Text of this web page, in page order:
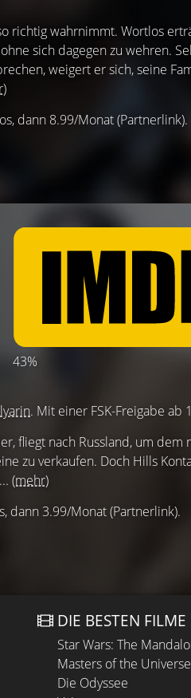
dann 8.99/Monat (Partnerlink).
richtig wahrnimmt. Wortlos
sich dagegen zu wehren.
weigert er sich, seine
43%
. Mit einer FSK-Freigabe ab
dann 3.99/Monat (Partnerlink).
fliegt nach Russland, um dem
zu verkaufen. Doch Hills
(mehr)
DIE BESTEN FILME
Star Wars: The
Masters of the Universe
Die Odyssee